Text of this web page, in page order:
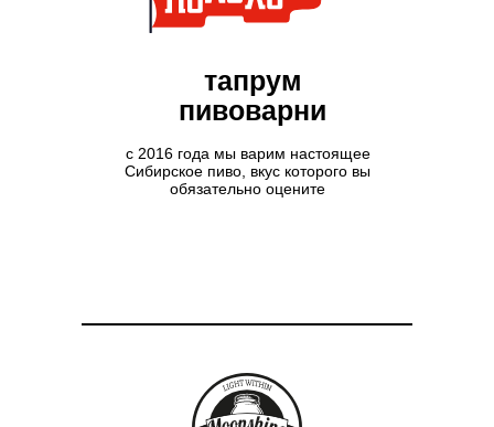
с 2016 года мы варим настоящее
Сибирское пиво, вкус которого вы
обязательно оцените
тапрум
пивоварни